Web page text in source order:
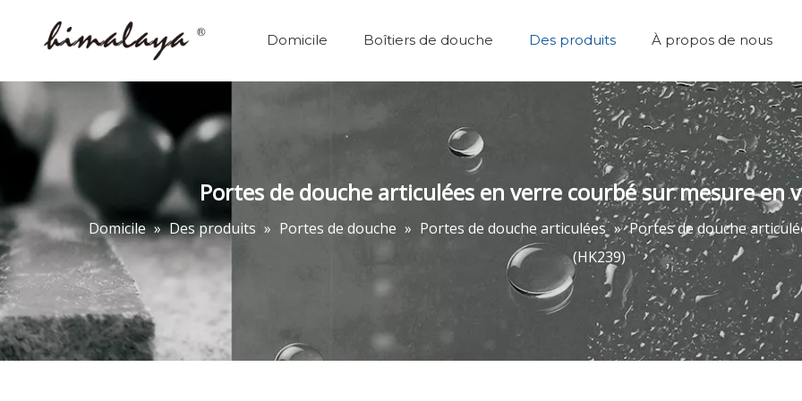
Domicile Boîtiers de douche Des produits À propos de nous
Portes de douche articulées en verre courbé sur mesure en
Domicile » Des produits » Portes de douche » Portes de douche articulées » Portes de douche
(HK239)